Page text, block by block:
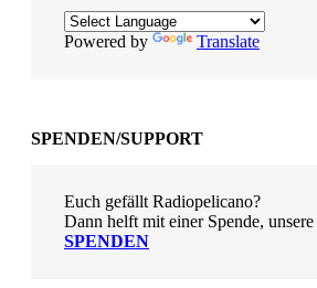
Powered by Translate
SPENDEN/SUPPORT
Euch gefällt Radiopelicano?
Dann helft mit einer Spende,
SPENDEN